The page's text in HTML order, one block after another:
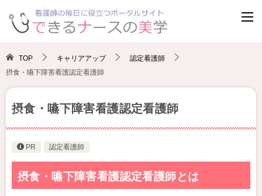
TOP キャリアアップ
認定看護師
摂食・嚥下障害看護認定看護師
摂食・嚥下障害看護認定看護師
PR 認定看護師
摂食・嚥下障害看護認定看護師とは